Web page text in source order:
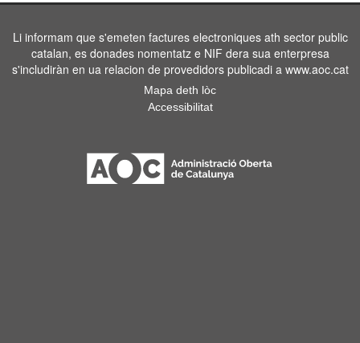
Li informam que s'emeten factures electroniques ath sector public
catalan, es donades nomentatz e NIF dera sua enterpresa
s'includiràn en ua relacion de provedidors publicadi a www.aoc.cat
Mapa deth lòc
Accessibilitat